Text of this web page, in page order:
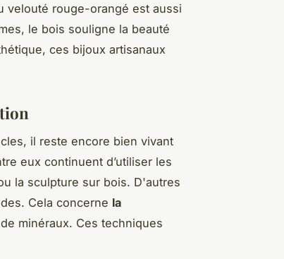
velouté rouge-orangé est aussi
le bois souligne la beauté
ces bijoux artisanaux
il reste encore bien vivant
eux continuent d’utiliser les
la sculpture sur bois. D'autres
Cela concerne la
minéraux. Ces techniques